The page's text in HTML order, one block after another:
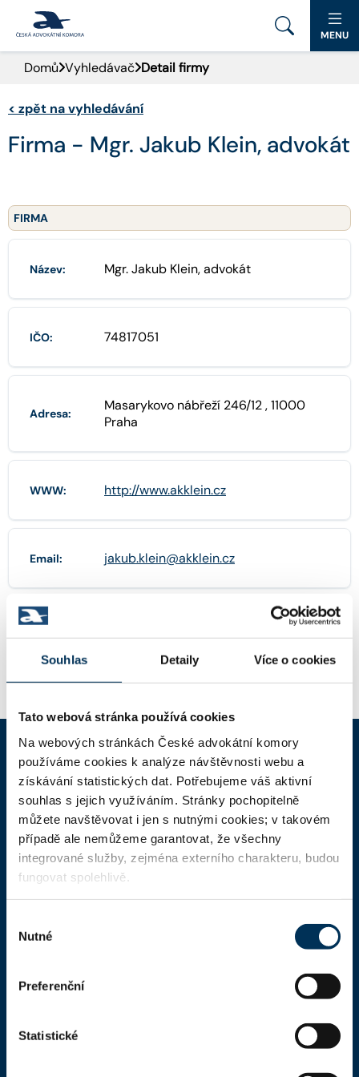
Souhlas Detaily Více o cookies
Tato webová stránka používá cookies
Na webových stránkách České advokátní komory
používáme cookies k analýze návštěvnosti webu a
získávání statistických dat. Potřebujeme váš aktivní
souhlas s jejich využíváním. Stránky pochopitelně
můžete navštěvovat i jen s nutnými cookies; v takovém
případě ale nemůžeme garantovat, že všechny
integrované služby, zejména externího charakteru, budou
fungovat spolehlivě.
souhlasu
Nutné
Preferenční
Statistické
PORTÁL ČAK
DOMŮ
AKTUALITY
PRO VEŘEJNOST
ADVOKÁTNÍ DENÍK
MENU
Domů Vyhledávač Detail firmy
< zpět na vyhledávání
Firma - Mgr. Jakub Klein, advokát
FIRMA
Název: Mgr. Jakub Klein, advokát
IČO: 74817051
Adresa:
Masarykovo nábřeží 246/12 , 11000
Praha
WWW: http://www.akklein.cz
Email: jakub.klein@akklein.cz
Telefon:
ČAK
Domů
Aktuality
Dokumenty a formuláře
Advokátní deník
Úřední deska